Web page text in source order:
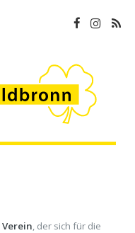
Verein, der sich für die